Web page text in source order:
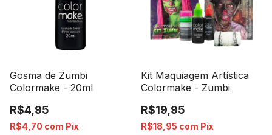
Gosma de Zumbi
Colormake - 20ml
R$4,95
R$4,70 com Pix
Kit Maquiagem Artística
Colormake - Zumbi
R$19,95
R$18,95 com Pix